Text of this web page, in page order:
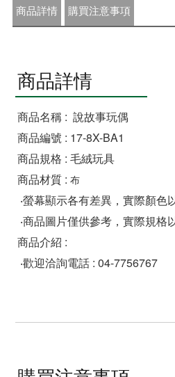
商品詳情 購買注意事項
商品詳情
商品名稱 : 說故事玩偶
商品編號 : 17-8X-BA1
商品規格 : 毛絨玩具
商品材質 :布
‧螢幕顯示各有差異，實際顏色
‧商品圖片僅供參考，實際規格
商品介紹 :
‧歡迎洽詢電話 : 04-7756767